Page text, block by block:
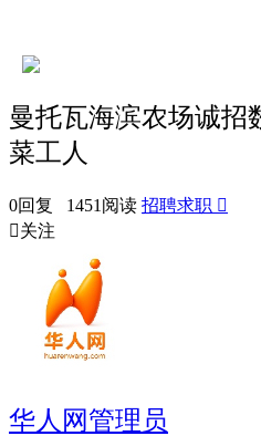
曼托瓦海滨农场诚招
菜工人
0回复 1451阅读 招聘求职 
关注
华人网管理员